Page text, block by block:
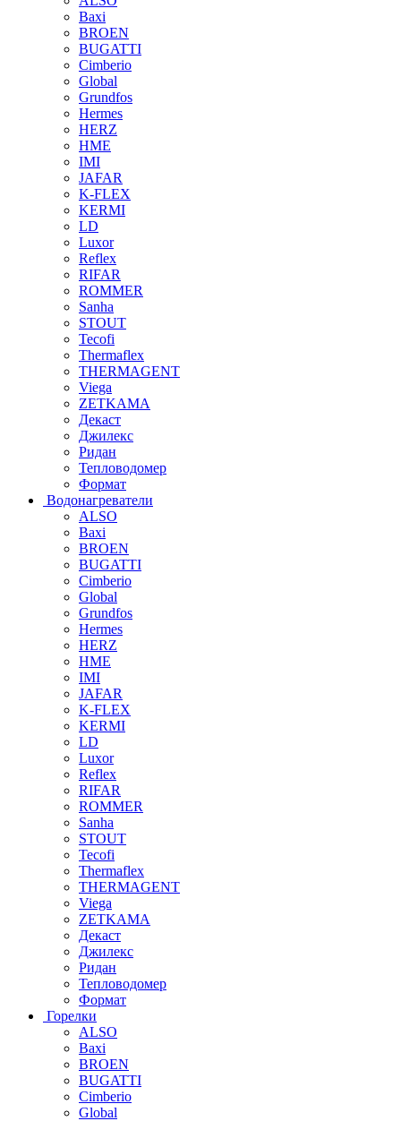
Baxi
BROEN
BUGATTI
Cimberio
Global
Grundfos
Hermes
HERZ
HME
IMI
JAFAR
K-FLEX
KERMI
LD
Luxor
Reflex
RIFAR
ROMMER
Sanha
STOUT
Tecofi
Thermaflex
THERMAGENT
Viega
ZETKAMA
Декаст
Джилекс
Ридан
Тепловодомер
Формат
Водонагреватели
ALSO
Baxi
BROEN
BUGATTI
Cimberio
Global
Grundfos
Hermes
HERZ
HME
IMI
JAFAR
K-FLEX
KERMI
LD
Luxor
Reflex
RIFAR
ROMMER
Sanha
STOUT
Tecofi
Thermaflex
THERMAGENT
Viega
ZETKAMA
Декаст
Джилекс
Ридан
Тепловодомер
Формат
Горелки
ALSO
Baxi
BROEN
BUGATTI
Cimberio
Global